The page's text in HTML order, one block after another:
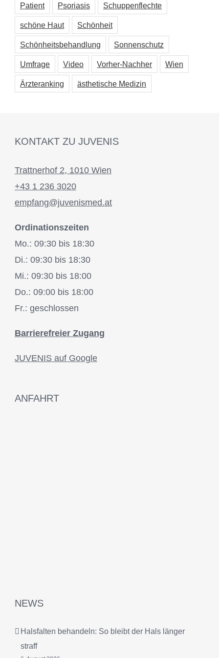
Patient Psoriasis Schuppenflechte
schöne Haut Schönheit
Schönheitsbehandlung Sonnenschutz
Umfrage Video Vorher-Nachher Wien
Ärzteranking ästhetische Medizin
KONTAKT ZU JUVENIS
Trattnerhof 2, 1010 Wien
+43 1 236 3020
empfang@juvenismed.at
Ordinationszeiten
Mo.: 09:30 bis 18:30
Di.: 09:30 bis 18:30
Mi.: 09:30 bis 18:00
Do.: 09:00 bis 18:00
Fr.: geschlossen
Barrierefreier Zugang
JUVENIS auf Google
ANFAHRT
NEWS
Halsfalten behandeln: So bleibt der Hals länger
straff